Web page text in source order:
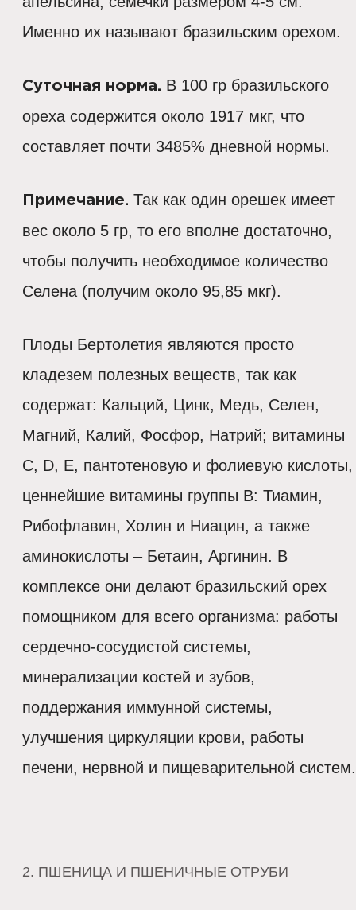
Именно их называют бразильским орехом.
Суточная норма. В 100 гр бразильского
ореха содержится около 1917 мкг, что
составляет почти 3485% дневной нормы.
Примечание. Так как один орешек имеет
вес около 5 гр, то его вполне достаточно,
чтобы получить необходимое количество
Селена (получим около 95,85 мкг).
Плоды Бертолетия являются просто
кладезем полезных веществ, так как
содержат: Кальций, Цинк, Медь, Селен,
Магний, Калий, Фосфор, Натрий; витамины
С, D, Е, пантотеновую и фолиевую кислоты,
ценнейшие витамины группы В: Тиамин,
Рибофлавин, Холин и Ниацин, а также
аминокислоты – Бетаин, Аргинин. В
комплексе они делают бразильский орех
помощником для всего организма: работы
сердечно-сосудистой системы,
минерализации костей и зубов,
поддержания иммунной системы,
улучшения циркуляции крови, работы
печени, нервной и пищеварительной систем.
2. ПШЕНИЦА И ПШЕНИЧНЫЕ ОТРУБИ